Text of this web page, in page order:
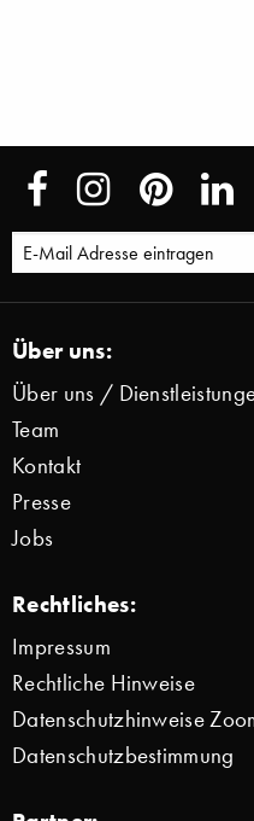
Über uns:
Über uns /
Team
Kontakt
Presse
Jobs
Rechtliches:
Impressum
Rechtliche Hinweise
Datenschutzhinweise
Datenschutzbestimmung